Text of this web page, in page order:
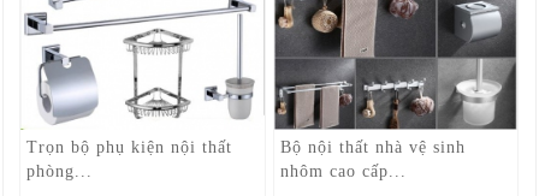
Trọn bộ phụ kiện nội thất
phòng...
Bộ nội thất nhà vệ sinh
nhôm cao cấp...